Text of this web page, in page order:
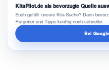
KitaPilot.de als bevorzugte Quelle
Euch gefällt unsere Kita-Suche? Dann
Ratgeber und Tipps künftig noch schneller.
Bei